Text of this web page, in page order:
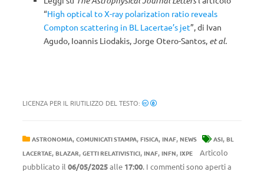
“High optical to X-ray polarization ratio reveals
Compton scattering in BL Lacertae’s jet”, di Ivan
Agudo, Ioannis Liodakis, Jorge Otero-Santos, et al.
LICENZA PER IL RIUTILIZZO DEL TESTO:
ASTRONOMIA, COMUNICATI STAMPA, FISICA, INAF, NEWS ASI, BL
LACERTAE, BLAZAR, GETTI RELATIVISTICI, INAF, INFN, IXPE
Articolo
pubblicato il 06/05/2025alle 17:00. I commenti sono aperti a